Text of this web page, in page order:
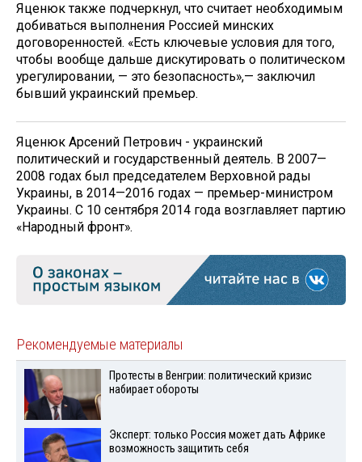
Яценюк также подчеркнул, что считает необходимым
добиваться выполнения Россией минских
договоренностей. «Есть ключевые условия для того,
чтобы вообще дальше дискутировать о политическом
урегулировании, — это безопасность»,— заключил
бывший украинский премьер.
Яценюк Арсений Петрович - украинский
политический и государственный деятель. В 2007—
2008 годах был председателем Верховной рады
Украины, в 2014—2016 годах — премьер-министром
Украины. С 10 сентября 2014 года возглавляет партию
«Народный фронт».
Рекомендуемые материалы
Протесты в Венгрии: политический кризис
набирает обороты
Эксперт: только Россия может дать Африке
возможность защитить себя